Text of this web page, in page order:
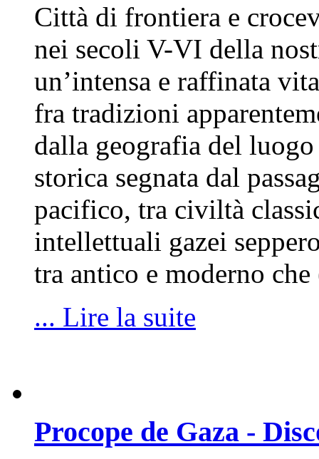
Città di frontiera e
nei secoli V-VI della
un’intensa e raffinata
fra tradizioni
dalla geografia del
storica segnata dal
pacifico, tra civiltà
intellettuali gazei
tra antico e moderno
... Lire la suite
Procope de Gaza -